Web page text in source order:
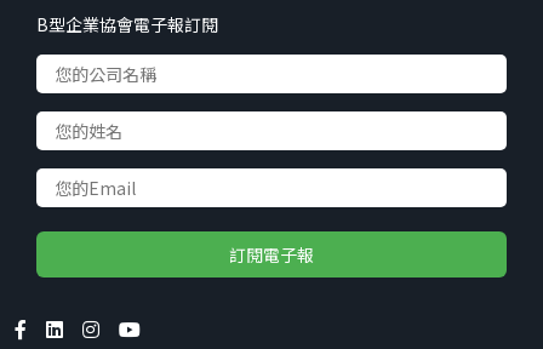
B型企業協會電子報訂閱